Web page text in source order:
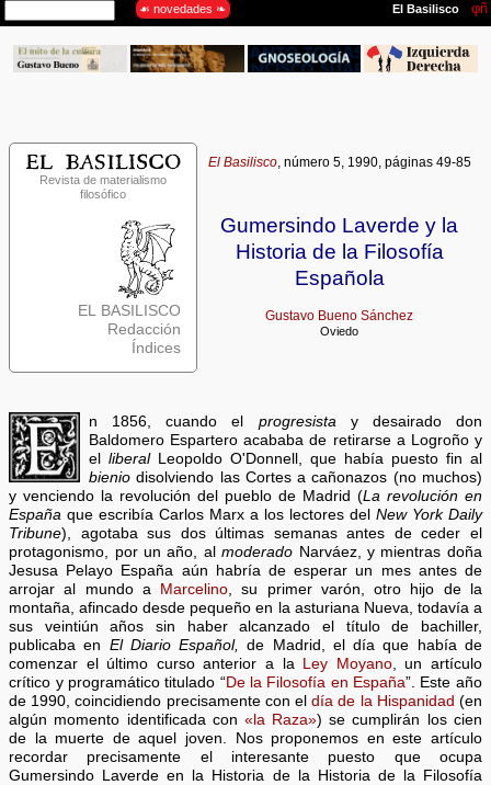
Revista de materialismo
filosófico
EL BASILISCO
Redacción
Índices
El Basilisco, número 5, 1990, páginas 49-85
Gumersindo Laverde y la
Historia de la Filosofía
Española
Gustavo Bueno Sánchez
Oviedo
n 1856, cuando el progresista y desairado don
Baldomero Espartero acababa de retirarse a Logroño y
elliberalLeopoldo O'Donnell, que había puesto fin al
bienio disolviendo las Cortes a cañonazos (no muchos)
y venciendo la revolución del pueblo de Madrid (La revolución en
España que escribía Carlos Marx a los lectores del New York Daily
Tribune), agotaba sus dos últimas semanas antes de ceder el
protagonismo, por un año, almoderado Narváez, y mientras doña
Jesusa Pelayo España aún habría de esperar un mes antes de
arrojar al mundo a Marcelino , su primer varón, otro hijo de la
montaña, afincado desde pequeño en la asturiana Nueva, todavía a
sus veintiún años sin haber alcanzado el título de bachiller,
publicaba en El Diario Español,
de Madrid, el día que había de
comenzar el último curso anterior a la Ley Moyano, un artículo
crítico y programático titulado “De la Filosofía en España”. Este año
de 1990, coincidiendo precisamente con eldía de la Hispanidad (en
algún momento identificada con «la Raza») se cumplirán los cien
de la muerte de aquel joven. Nos proponemos en este artículo
recordar precisamente el interesante puesto que ocupa
Gumersindo Laverde en la Historia de la Historia de la Filosofía